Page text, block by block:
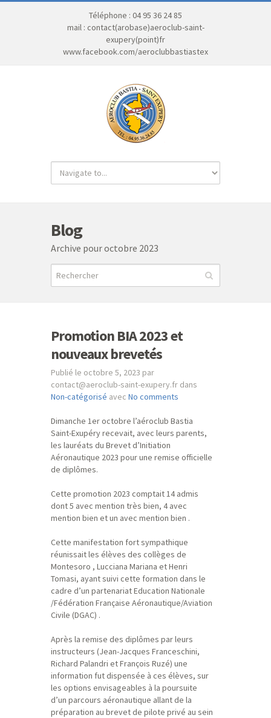
Téléphone : 04 95 36 24 85
mail : contact(arobase)aeroclub-saint-
exupery(point)fr
www.facebook.com/aeroclubbastiastex
Blog
Archive pour octobre 2023
Promotion BIA 2023 et
nouveaux brevetés
Publié le octobre 5, 2023 par
contact@aeroclub-saint-exupery.fr dans
Non-catégorisé avec No comments
Dimanche 1er octobre l’aéroclub Bastia
Saint-Exupéry recevait, avec leurs parents,
les lauréats du Brevet d’Initiation
Aéronautique 2023 pour une remise officielle
de diplômes.
Cette promotion 2023 comptait 14 admis
dont 5 avec mention très bien, 4 avec
mention bien et un avec mention bien .
Cette manifestation fort sympathique
réunissait les élèves des collèges de
Montesoro , Lucciana Mariana et Henri
Tomasi, ayant suivi cette formation dans le
cadre d’un partenariat Education Nationale
/Fédération Française Aéronautique/Aviation
Civile (DGAC) .
Après la remise des diplômes par leurs
instructeurs (Jean-Jacques Franceschini,
Richard Palandri et François Ruzé) une
information fut dispensée à ces élèves, sur
les options envisageables à la poursuite
d’un parcours aéronautique allant de la
préparation au brevet de pilote privé au sein